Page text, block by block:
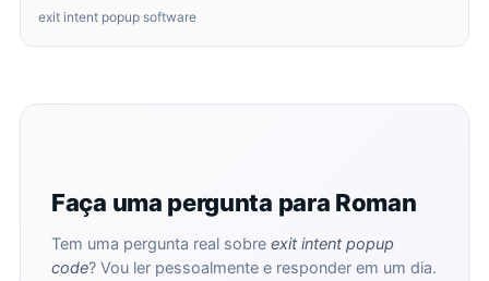
exit intent popup software
Faça uma pergunta para Roman
Tem uma pergunta real sobre exit intent popup
code? Vou ler pessoalmente e responder em um dia.